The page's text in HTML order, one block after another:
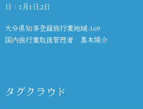
日：1月1日,2日
大分県知事登録旅行業地域-169
国内旅行業取扱管理者 黒木陽介
タグクラウド